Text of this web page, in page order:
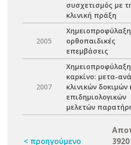
συσχετισμός με
κλινική πράξη
2005
ορθοπαιδικές
επεμβάσεις
2007
καρκίνο: μετα-
κλινικών δοκιμών
επιδημιολογικών
μελετών
< προηγούμενο